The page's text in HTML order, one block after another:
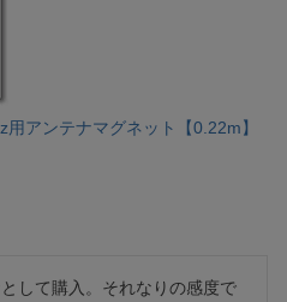
アンテナマグネット【0.22m】
して購入。それなりの感度で